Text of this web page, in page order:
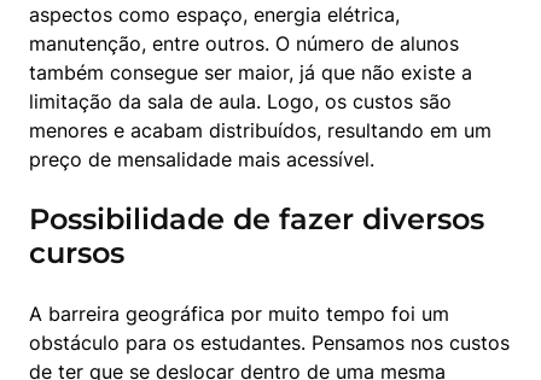
aspectos como espaço, energia elétrica,
manutenção, entre outros. O número de alunos
também consegue ser maior, já que não existe a
limitação da sala de aula. Logo, os custos são
menores e acabam distribuídos, resultando em um
preço de mensalidade mais acessível.
Possibilidade de fazer diversos
cursos
A barreira geográfica por muito tempo foi um
obstáculo para os estudantes. Pensamos nos custos
de ter que se deslocar dentro de uma mesma